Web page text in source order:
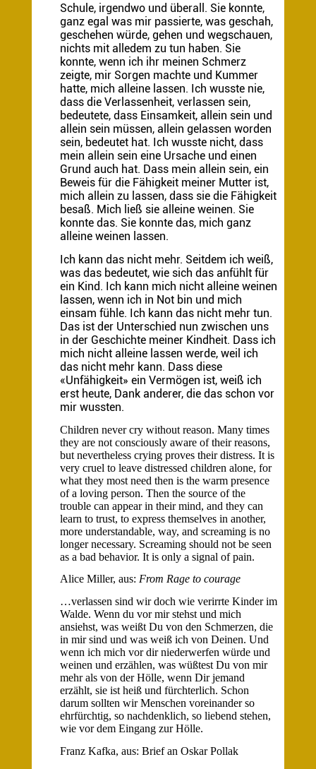
Schule, irgendwo und überall. Sie konnte,
ganz egal was mir passierte, was geschah,
geschehen würde, gehen und wegschauen,
nichts mit alledem zu tun haben. Sie
konnte, wenn ich ihr meinen Schmerz
zeigte, mir Sorgen machte und Kummer
hatte, mich alleine lassen. Ich wusste nie,
dass die Verlassenheit, verlassen sein,
bedeutete, dass Einsamkeit, allein sein und
allein sein müssen, allein gelassen worden
sein, bedeutet hat. Ich wusste nicht, dass
mein allein sein eine Ursache und einen
Grund auch hat. Dass mein allein sein, ein
Beweis für die Fähigkeit meiner Mutter ist,
mich allein zu lassen, dass sie die Fähigkeit
besaß. Mich ließ sie alleine weinen. Sie
konnte das. Sie konnte das, mich ganz
alleine weinen lassen.
Ich kann das nicht mehr. Seitdem ich weiß,
was das bedeutet, wie sich das anfühlt für
ein Kind. Ich kann mich nicht alleine weinen
lassen, wenn ich in Not bin und mich
einsam fühle. Ich kann das nicht mehr tun.
Das ist der Unterschied nun zwischen uns
in der Geschichte meiner Kindheit. Dass ich
mich nicht alleine lassen werde, weil ich
das nicht mehr kann. Dass diese
«Unfähigkeit» ein Vermögen ist, weiß ich
erst heute, Dank anderer, die das schon vor
mir wussten.
Children never cry without reason. Many times
they are not consciously aware of their reasons,
but nevertheless crying proves their distress. It is
very cruel to leave distressed children alone, for
what they most need then is the warm presence
of a loving person. Then the source of the
trouble can appear in their mind, and they can
learn to trust, to express themselves in another,
more understandable, way, and screaming is no
longer necessary. Screaming should not be seen
as a bad behavior. It is only a signal of pain.
Alice Miller, aus: From Rage to courage
…verlassen sind wir doch wie verirrte Kinder im
Walde. Wenn du vor mir stehst und mich
ansiehst, was weißt Du von den Schmerzen, die
in mir sind und was weiß ich von Deinen. Und
wenn ich mich vor dir niederwerfen würde und
weinen und erzählen, was wüßtest Du von mir
mehr als von der Hölle, wenn Dir jemand
erzählt, sie ist heiß und fürchterlich. Schon
darum sollten wir Menschen voreinander so
ehrfürchtig, so nachdenklich, so liebend stehen,
wie vor dem Eingang zur Hölle.
Franz Kafka, aus: Brief an Oskar Pollak